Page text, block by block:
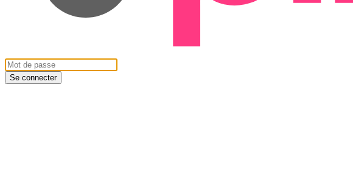
Se connecter